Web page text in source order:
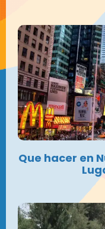
Que hacer en